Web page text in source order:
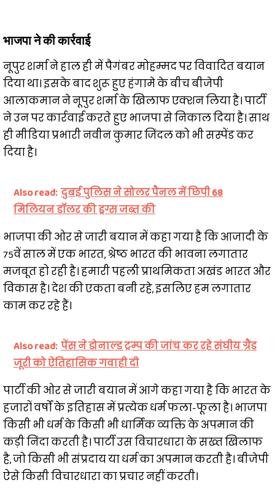
भाजपा ने की कार्रवाई
नूपुर शर्मा ने हाल ही में पैगंबर मोहम्मद पर विवादित बयान
दिया था। इसके बाद शुरू हुए हंगामे के बीच बीजेपी
आलाकमान ने नूपुर शर्मा के खिलाफ एक्शन लिया है। पार्टी
ने उन पर कार्रवाई करते हुए भाजपा से निकाल दिया है। साथ
ही मीडिया प्रभारी नवीन कुमार जिंदल को भी सस्पेंड कर
दिया है।
Also read: दुबई पुलिस ने सोलर पैनल में छिपी 68
मिलियन डॉलर की ड्रग्स जब्त की
भाजपा की ओर से जारी बयान में कहा गया है कि आजादी के
75वें साल में एक भारत, श्रेष्ठ भारत की भावना लगातार
मजबूत हो रही है। हमारी पहली प्राथमिकता अखंड भारत और
विकास है। देश की एकता बनी रहे, इसलिए हम लगातार
काम कर रहे हैं।
Also read: पेंस ने डोनाल्ड ट्रम्प की जांच कर रहे संघीय ग्रैंड
जूरी को ऐतिहासिक गवाही दी
पार्टी की ओर से जारी बयान में आगे कहा गया है कि भारत के
हजारों वर्षों के इतिहास में प्रत्येक धर्म फला-फूला है। भाजपा
किसी भी धर्म के किसी भी धार्मिक व्यक्ति के अपमान की
कड़ी निंदा करती है। पार्टी उस विचारधारा के सख्त खिलाफ
है, जो किसी भी संप्रदाय या धर्म का अपमान करती है। बीजेपी
ऐसे किसी विचारधारा का प्रचार नहीं करती।